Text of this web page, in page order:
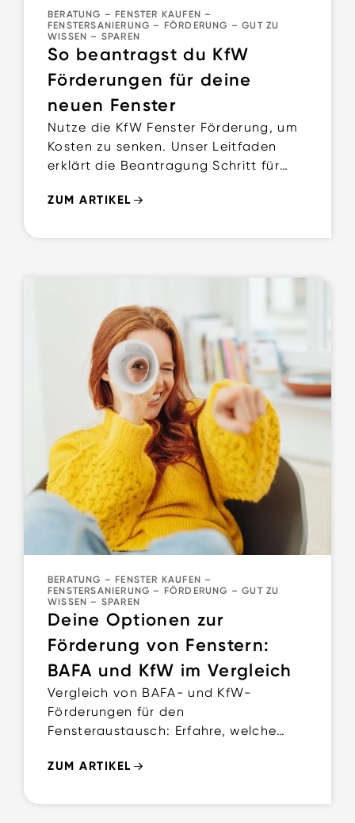
BERATUNG –FENSTER KAUFEN –
FENSTERSANIERUNG – FÖRDERUNG –GUT ZU
WISSEN – SPAREN
So beantragst du KfW
Förderungen für deine
neuen Fenster
Nutze die KfW Fenster Förderung, um
Kosten zu senken. Unser Leitfaden
erklärt die Beantragung Schritt für
erfolgreichen Umsetzung.
ZUM ARTIKEL
BERATUNG – FENSTER KAUFEN –
FENSTERSANIERUNG – FÖRDERUNG –GUT ZU
WISSEN – SPAREN
Deine Optionen zur
Förderung von Fenstern:
BAFA und KfW im Vergleich
Vergleich von BAFA- und KfW-
Förderungen für den
Fensteraustausch: Erfahre, welche
Sanierungsprojekt passt.
ZUM ARTIKEL